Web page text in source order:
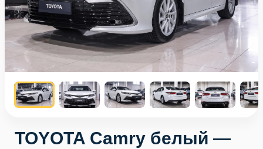
TOYOTA Camry белый —